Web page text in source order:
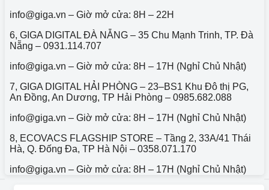
info@giga.vn – Giờ mở cửa: 8H – 22H
6, GIGA DIGITAL ĐÀ NẴNG – 35 Chu Mạnh Trinh, TP. Đà
Nẵng – 0931.114.707
info@giga.vn – Giờ mở cửa: 8H – 17H (Nghỉ Chủ Nhật)
7, GIGA DIGITAL HẢI PHÒNG – 23–BS1 Khu Đô thị PG,
An Đồng, An Dương, TP Hải Phòng – 0985.682.088
info@giga.vn – Giờ mở cửa: 8H – 17H (Nghỉ Chủ Nhật)
8, ECOVACS FLAGSHIP STORE – Tầng 2, 33A/41 Thái
Hà, Q. Đống Đa, TP Hà Nội – 0358.071.170
info@giga.vn – Giờ mở cửa: 8H – 17H (Nghỉ Chủ Nhật)